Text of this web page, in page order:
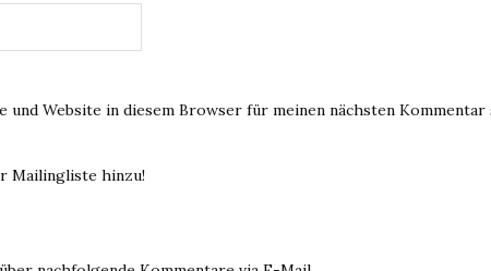
und Website in diesem Browser für meinen nächsten Kommentar
Mailingliste hinzu!